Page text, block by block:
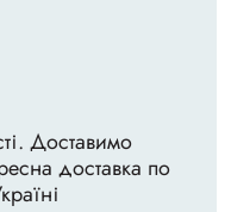
Доставимо
доставка по